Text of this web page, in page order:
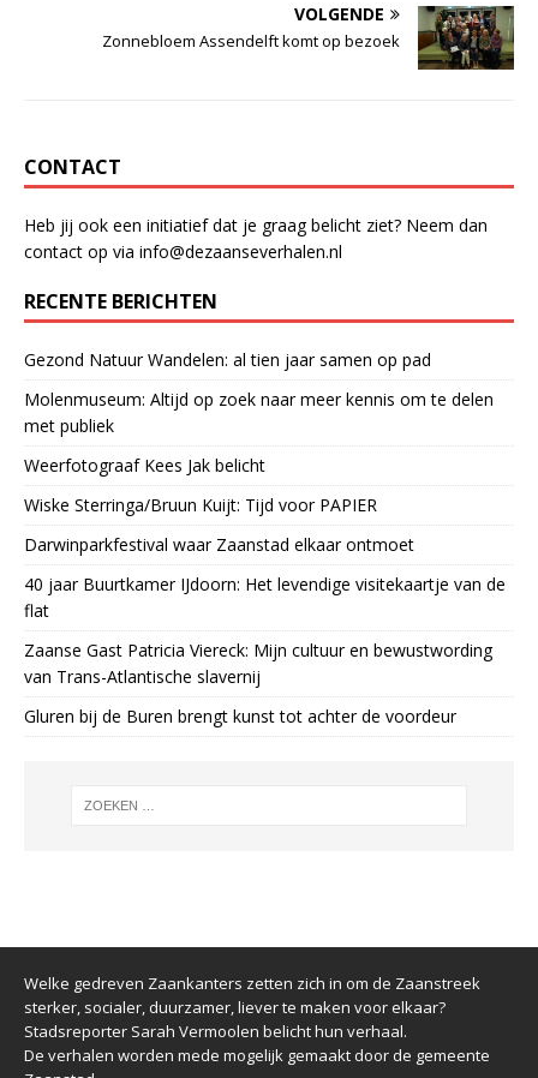
VOLGENDE
Zonnebloem Assendelft komt op bezoek
CONTACT
Heb jij ook een initiatief dat je graag belicht ziet? Neem dan
contact op via info@dezaanseverhalen.nl
RECENTE BERICHTEN
Gezond Natuur Wandelen: al tien jaar samen op pad
Molenmuseum: Altijd op zoek naar meer kennis om te delen
met publiek
Weerfotograaf Kees Jak belicht
Wiske Sterringa/Bruun Kuijt: Tijd voor PAPIER
Darwinparkfestival waar Zaanstad elkaar ontmoet
40 jaar Buurtkamer IJdoorn: Het levendige visitekaartje van de
flat
Zaanse Gast Patricia Viereck: Mijn cultuur en bewustwording
van Trans-Atlantische slavernij
Gluren bij de Buren brengt kunst tot achter de voordeur
Welke gedreven Zaankanters zetten zich in om de Zaanstreek
sterker, socialer, duurzamer, liever te maken voor elkaar?
Stadsreporter Sarah Vermoolen belicht hun verhaal.
De verhalen worden mede mogelijk gemaakt door de gemeente